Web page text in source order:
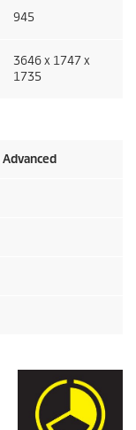
945
3646 x 1747 x
1735
Advanced